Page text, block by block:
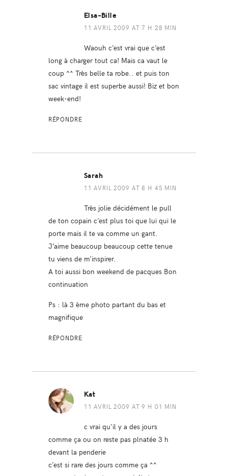
Elsa-Bille
11 AVRIL 2009 AT 7 H 28 MIN
Waouh c’est vrai que c’est
long à charger tout ca! Mais ca vaut le
coup ^^ Très belle ta robe.. et puis ton
sac vintage il est superbe aussi! Biz et bon
week-end!
RÉPONDRE
Sarah
11 AVRIL 2009 AT 8 H 45 MIN
Très jolie décidément le pull
de ton copain c’est plus toi que lui qui le
porte mais il te va comme un gant.
J’aime beaucoup beaucoup cette tenue
tu viens de m’inspirer.
A toi aussi bon weekend de pacques Bon
continuation
Ps : là 3 ème photo partant du bas et
magnifique
RÉPONDRE
Kat
11 AVRIL 2009 AT 9 H 01 MIN
c vrai qu’il y a des jours
comme ça ou on reste pas plnatée 3 h
devant la penderie
c’est si rare des jours comme ça ^^